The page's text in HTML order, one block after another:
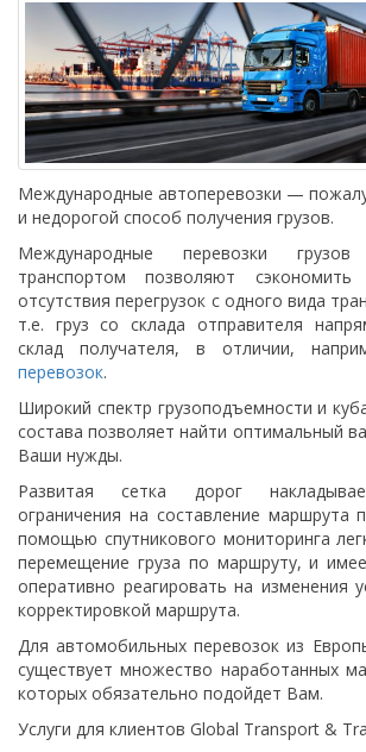
Международные автоперевозки —
и недорогой способ получения грузов.
Международные перевозки грузов
транспортом позволяют
отсутствия перегрузок с одного вида
т.е. груз со склада отправителя
склад получателя, в отличии,
перевозок.
Широкий спектр грузоподъемности и
состава позволяет найти оптимальный
Ваши нужды.
Развитая сетка дорог
ограничения на составление маршрута
помощью спутникового мониторинга
перемещение груза по маршруту, и
оперативно реагировать на изменения
корректировкой маршрута.
Для автомобильных перевозок из
существует множество наработанных
которых обязательно подойдет Вам.
Услуги для клиентов Global Transport &